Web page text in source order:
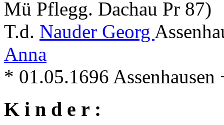
Mü Pflegg. Dachau Pr 87)
T.d. Nauder Georg
Anna
* 01.05.1696
K i n d e r :